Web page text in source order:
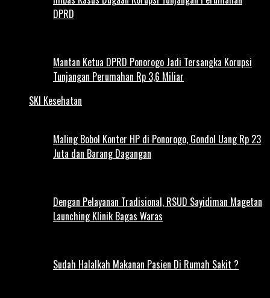
DPRD
Mantan Ketua DPRD Ponorogo Jadi Tersangka Korupsi
Tunjangan Perumahan Rp 3,6 Miliar
SKI Kesehatan
Maling Bobol Konter HP di Ponorogo, Gondol Uang Rp 23
Juta dan Barang Dagangan
Dengan Pelayanan Tradisional, RSUD Sayidiman Magetan
Launching Klinik Bagas Waras
Sudah Halalkah Makanan Pasien Di Rumah Sakit ?